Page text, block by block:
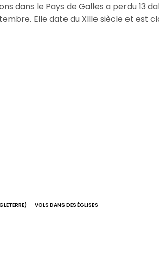
dans le Pays de Galles a perdu 13
Elle date du XIIIe siècle et est
VOLS DANS DES ÉGLISES